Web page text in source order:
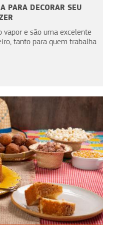
PARA DECORAR SEU
e são uma excelente
tanto para quem trabalha